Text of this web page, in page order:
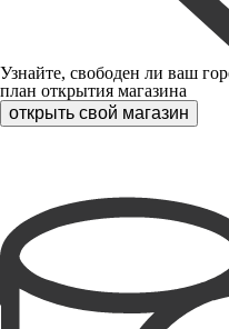
Узнайте, свободен ли ваш
план открытия магазина
открыть свой магазин